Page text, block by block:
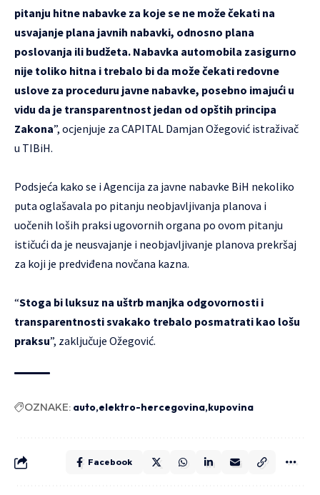
pitanju hitne nabavke za koje se ne može čekati na
usvajanje plana javnih nabavki, odnosno plana
poslovanja ili budžeta. Nabavka automobila zasigurno
nije toliko hitna i trebalo bi da može čekati redovne
uslove za proceduru javne nabavke, posebno imajući u
vidu da je transparentnost jedan od opštih principa
Zakona”, ocjenjuje za CAPITAL Damjan Ožegović istraživač
u TIBiH.
Podsjeća kako se i Agencija za javne nabavke BiH nekoliko
puta oglašavala po pitanju neobjavljivanja planova i
uočenih loših praksi ugovornih organa po ovom pitanju
ističući da je neusvajanje i neobjavljivanje planova prekršaj
za koji je predviđena novčana kazna.
“Stoga bi luksuz na uštrb manjka odgovornosti i
transparentnosti svakako trebalo posmatrati kao lošu
praksu”, zaključuje Ožegović.
OZNAKE: auto elektro-hercegovina kupovina
Facebook